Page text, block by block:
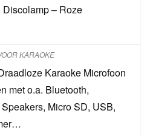
Discolamp – Roze
KARAOKE
Karaoke Microfoon
met o.a. Bluetooth,
Micro SD, USB,